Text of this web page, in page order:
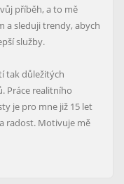
příběh, a to mě
a sleduji trendy, abych
služby.
tak důležitých
Práce realitního
je pro mne již 15 let
radost. Motivuje mě